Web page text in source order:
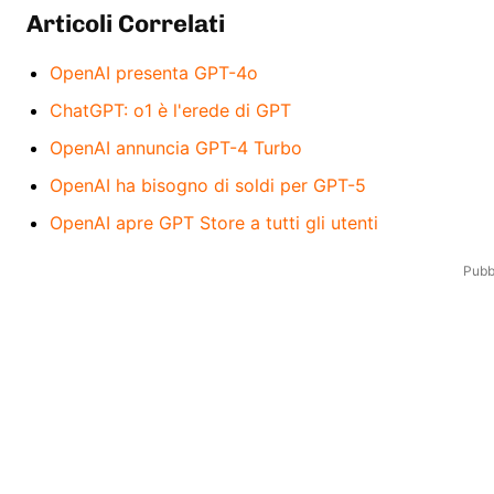
Articoli Correlati
OpenAI presenta GPT-4o
ChatGPT: o1 è l'erede di GPT
OpenAI annuncia GPT-4 Turbo
OpenAI ha bisogno di soldi per GPT-5
OpenAI apre GPT Store a tutti gli utenti